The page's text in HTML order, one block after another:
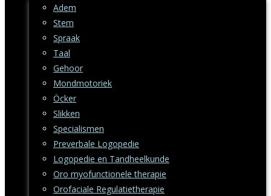
Adem
Stem
Spraak
Taal
Gehoor
Mondmotoriek
Öcker
Slikken
Specialismen
Preverbale Logopedie
Logopedie en Tandheelkunde
Oro myofunctionele therapie
Orofaciale Regulatietherapie